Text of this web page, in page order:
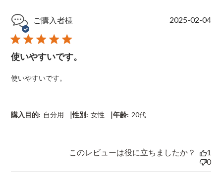
ご購入者様
使いやすいです。
使いやすいです。
購入目的: 自分用 |性別: 女性 |年齢: 20代
P
2025-02-04
このレビューは役に立ちましたか？
1
0